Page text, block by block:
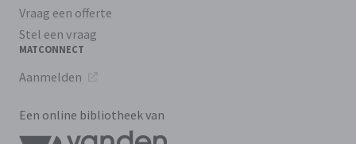
Vraag een offerte
Stel een vraag
MATCONNECT
Aanmelden
Een online bibliotheek van